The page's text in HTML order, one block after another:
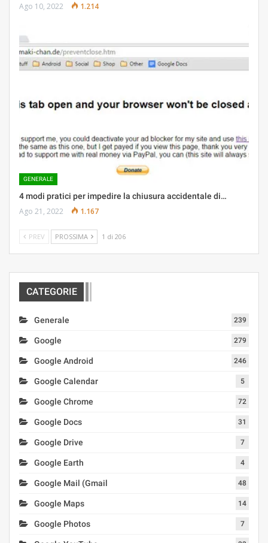
Ago 10, 2022 1.214
GENERALE
4 modi pratici per impedire la chiusura accidentale di…
Ago 21, 2022 1.167
PREV PROSSIMA 1 di 206
CATEGORIE
Generale 239
Google 279
Google Android 246
Google Calendar 5
Google Chrome 72
Google Docs 31
Google Drive 7
Google Earth 4
Google Mail (Gmail 48
Google Maps 14
Google Photos 7